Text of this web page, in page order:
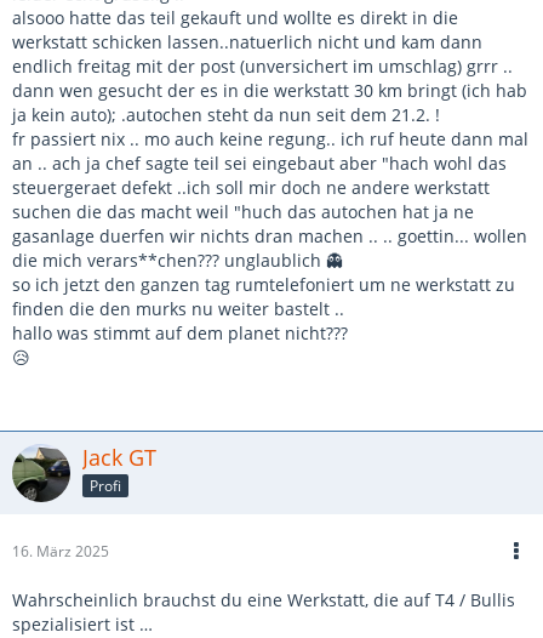
alsooo hatte das teil gekauft und wollte es direkt in die
werkstatt schicken lassen..natuerlich nicht und kam dann
endlich freitag mit der post (unversichert im umschlag) grrr ..
dann wen gesucht der es in die werkstatt 30 km bringt (ich hab
ja kein auto); .autochen steht da nun seit dem 21.2. !
fr passiert nix .. mo auch keine regung.. ich ruf heute dann mal
an .. ach ja chef sagte teil sei eingebaut aber "hach wohl das
steuergeraet defekt ..ich soll mir doch ne andere werkstatt
suchen die das macht weil "huch das autochen hat ja ne
gasanlage duerfen wir nichts dran machen .. .. goettin... wollen
die mich verars**chen??? unglaublich 👻
so ich jetzt den ganzen tag rumtelefoniert um ne werkstatt zu
finden die den murks nu weiter bastelt ..
hallo was stimmt auf dem planet nicht???
😥
Jack GT
Profi
16. März 2025
Wahrscheinlich brauchst du eine Werkstatt, die auf T4 / Bullis
spezialisiert ist …